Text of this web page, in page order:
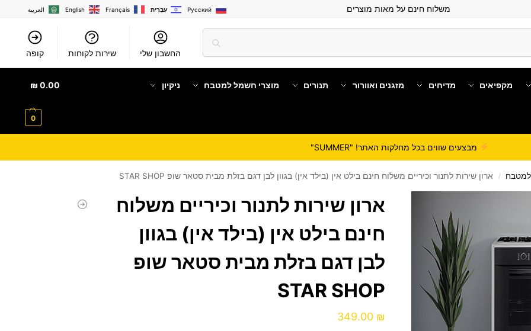
משלוח חינם על מאות מוצרים العربية English Français עִבְרִית Русский
החשבון שלי שירות לקוחות קופה
מקפיאים מדיחים מזגנים ואוורור תנורים מוצרי חשמל למטבח ניקיון 0.00
₪
0
מבצעים שווים בכל מחלקות האתר! "SUMMER"
למטבח / ארון שירות לתנור וכיריים משלוח חינם בילט אין (בילד אין) בגוון לבן דגם בזלת מבית סטאר שופ STAR SHOP
ארון שירות לתנור וכיריים משלוח
חינם בילט אין (בילד אין) בגוון
לבן דגם בזלת מבית סטאר שופ
STAR SHOP
349.00 ₪